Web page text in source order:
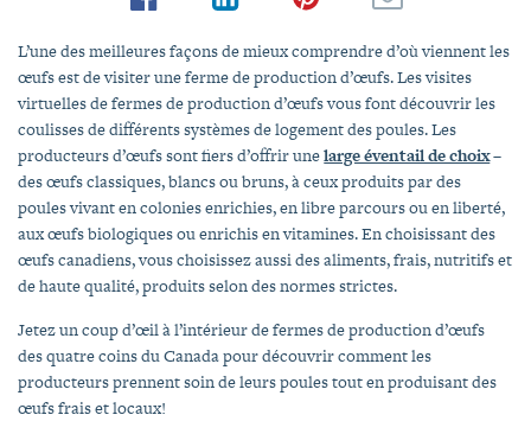
L’une des meilleures façons de mieux comprendre d’où viennent les
œufs est de visiter une ferme de production d’œufs. Les visites
virtuelles de fermes de production d’œufs vous font découvrir les
coulisses de différents systèmes de logement des poules. Les
producteurs d’œufs sont fiers d’offrir unelarge éventail de choix–
des œufs classiques, blancs ou bruns, à ceux produits par des
poules vivant en colonies enrichies, en libre parcours ou en liberté,
aux œufs biologiques ou enrichis en vitamines. En choisissant des
œufs canadiens, vous choisissez aussi des aliments, frais, nutritifs et
de haute qualité, produits selon des normes strictes.
Jetez un coup d’œil à l’intérieur de fermes de production d’œufs
des quatre coins du Canada pour découvrir comment les
producteurs prennent soin de leurs poules tout en produisant des
œufs frais et locaux!